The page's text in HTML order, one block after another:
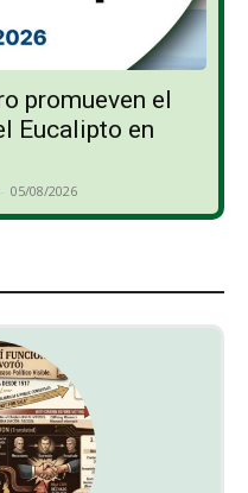
promueven el
Eucalipto en
- 05/08/2026